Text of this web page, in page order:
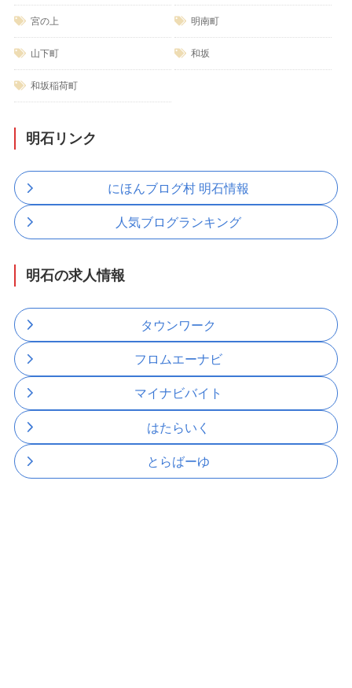
宮の上 明南町
山下町 和坂
和坂稲荷町
明石リンク
にほんブログ村 明石情報
人気ブログランキング
明石の求人情報
タウンワーク
フロムエーナビ
マイナビバイト
はたらいく
とらばーゆ